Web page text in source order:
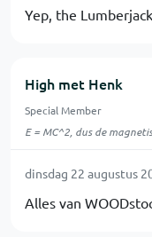
Yep, the
High met Henk
Special Member
E = MC^2, dus de
dinsdag 22 augustus
Alles van